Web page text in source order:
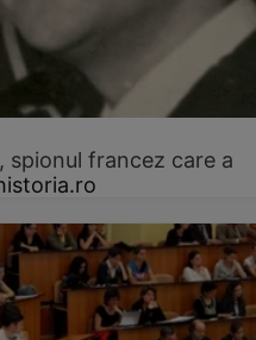
spionul francez care a